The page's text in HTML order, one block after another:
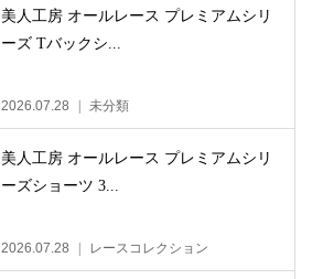
美人工房 オールレース プレミアムシリ
ーズ Tバックシ...
2026.07.28 未分類
美人工房 オールレース プレミアムシリ
ーズショーツ 3...
2026.07.28 レースコレクション